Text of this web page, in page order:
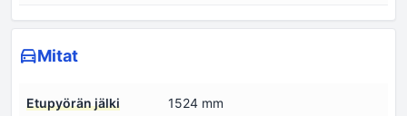
Mitat
Etupyörän jälki 1524 mm